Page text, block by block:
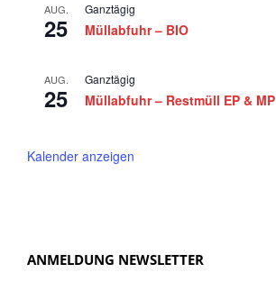
AUG.
25
Ganztägig
Müllabfuhr – BIO
AUG.
25
Ganztägig
Müllabfuhr – Restmüll EP & MP
Kalender anzeigen
ANMELDUNG NEWSLETTER